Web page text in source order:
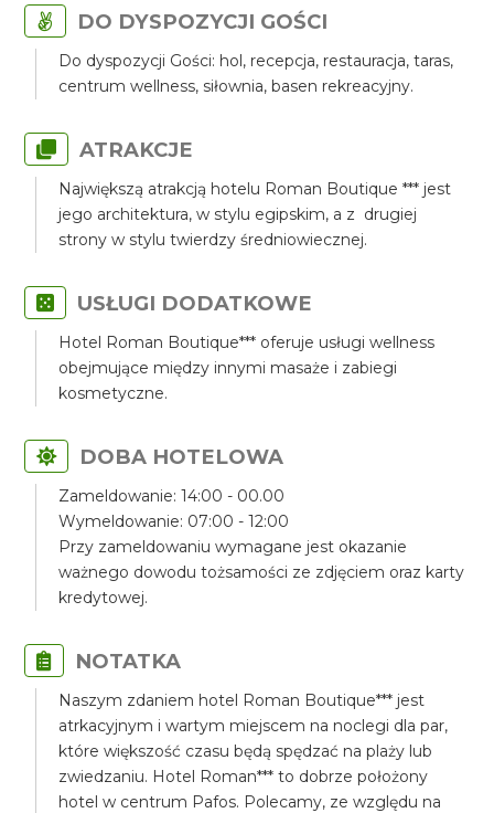
DO DYSPOZYCJI GOŚCI
Do dyspozycji Gości: hol, recepcja, restauracja, taras,
centrum wellness, siłownia, basen rekreacyjny.
ATRAKCJE
Największą atrakcją hotelu Roman Boutique *** jest
jego architektura, w stylu egipskim, a z drugiej
strony w stylu twierdzy średniowiecznej.
USŁUGI DODATKOWE
Hotel Roman Boutique*** oferuje usługi wellness
obejmujące między innymi masaże i zabiegi
kosmetyczne.
DOBA HOTELOWA
Zameldowanie: 14:00 - 00.00
Wymeldowanie: 07:00 - 12:00
Przy zameldowaniu wymagane jest okazanie
ważnego dowodu tożsamości ze zdjęciem oraz karty
kredytowej.
NOTATKA
Naszym zdaniem hotel Roman Boutique*** jest
atrkacyjnym i wartym miejscem na noclegi dla par,
które większość czasu będą spędzać na plaży lub
zwiedzaniu. Hotel Roman*** to dobrze położony
hotel w centrum Pafos. Polecamy, ze względu na